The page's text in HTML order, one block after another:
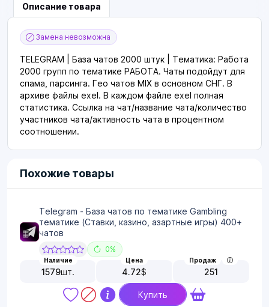
Описание товара
Замена невозможна
TELEGRAM | База чатов 2000 штук | Тематика: Работа
2000 групп по тематике РАБОТА. Чаты подойдут для
спама, парсинга. Гео чатов МІХ в основном СНГ. В
архиве файлы exel. В каждом файле exel полная
статистика. Ссылка на чат/название чата/количество
участников чата/активность чата в процентном
соотношении.
Похожие товары
Telegram - База чатов по тематике Gambling
тематике (Ставки, казино, азартные игры) 400+
чатов
0%
Наличие
1579шт.
Цена
4.72$
Продаж
251
Купить